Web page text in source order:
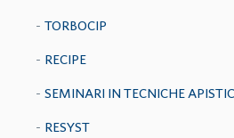
TORBOCIP
RECIPE
SEMINARI IN TECNICHE
RESYST